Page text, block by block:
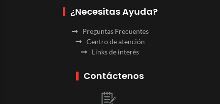
¿Necesitas Ayuda?
Preguntas Frecuentes
Centro de atención
Links de interés
Contáctenos